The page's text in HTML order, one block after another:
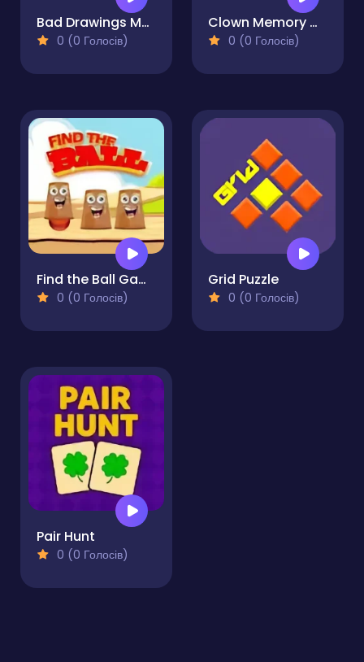
Bad Drawings Memory Game
0 (0 Голосів)
Clown Memory Match Game
0 (0 Голосів)
Find the Ball Game
0 (0 Голосів)
Grid Puzzle
0 (0 Голосів)
Pair Hunt
0 (0 Голосів)